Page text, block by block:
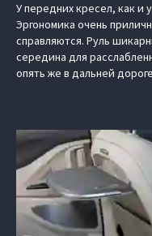
У передних кресел, как и
Эргономика очень
справляются. Руль
середина для
опять же в дальней